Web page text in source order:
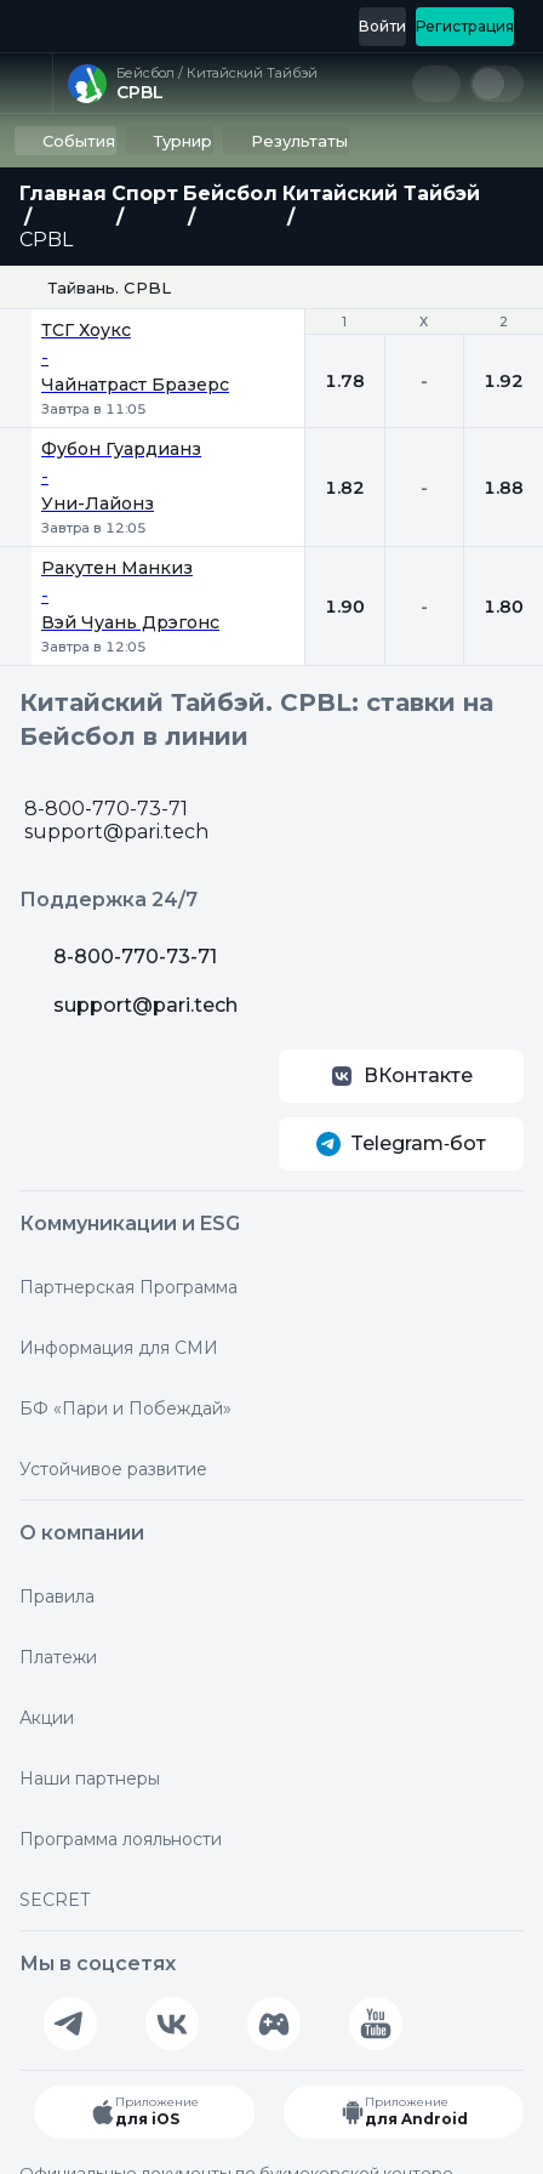
Регистрация
Войти
Бейсбол / Китайский Тайбэй
CPBL
События Турнир Результаты
Главная Спорт Бейсбол Китайский Тайбэй
CPBL
Тайвань. CPBL
1 Х 2
ТСГ Хоукс
-
Чайнатраст Бразерс
Завтра в 11:05
1 Х 2
1.78 - 1.92
Фубон Гуардианз
-
Уни-Лайонз
Завтра в 12:05
1.82 - 1.88
Ракутен Манкиз
-
Вэй Чуань Дрэгонс
Завтра в 12:05
1.90 - 1.80
Китайский Тайбэй. CPBL: ставки на
Бейсбол в линии
8-800-770-73-71
support@pari.tech
Поддержка 24/7
8-800-770-73-71
support@pari.tech
ВКонтакте
Telegram‑бот
Коммуникации и ESG
Партнерская Программа
Информация для СМИ
БФ «Пари и Побеждай»
Устойчивое развитие
О компании
Правила
Платежи
Акции
Наши партнеры
Программа лояльности
SECRET
Мы в соцсетях
Приложение
для iOS
Приложение
для Android